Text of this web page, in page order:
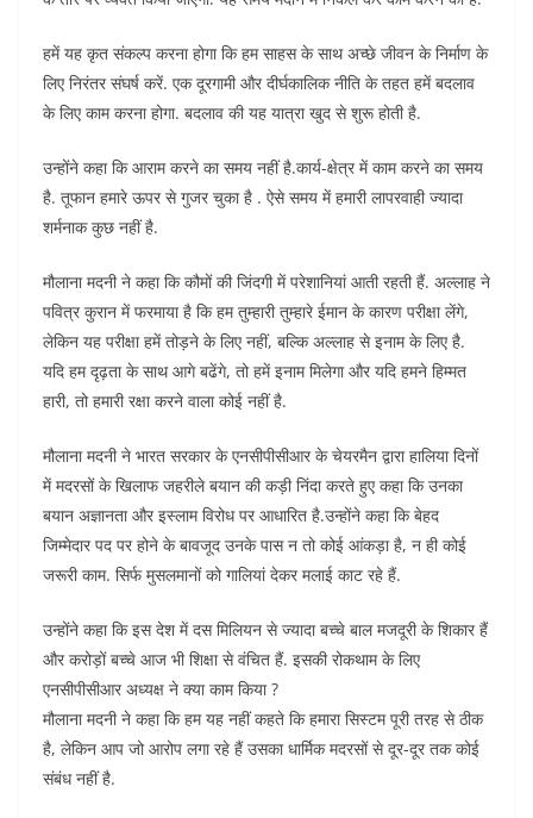
हमें यह कृत संकल्प करना होगा कि हम साहस के साथ अच्छे जीवन के निर्माण के
लिए निरंतर संघर्ष करें. एक दूरगामी और दीर्घकालिक नीति के तहत हमें बदलाव
के लिए काम करना होगा. बदलाव की यह यात्रा खुद से शुरू होती है.
उन्होंने कहा कि आराम करने का समय नहीं है.कार्य-क्षेत्र में काम करने का समय
है. तूफान हमारे ऊपर से गुजर चुका है . ऐसे समय में हमारी लापरवाही ज्यादा
शर्मनाक कुछ नहीं है.
मौलाना मदनी ने कहा कि कौमों की जिंदगी में परेशानियां आती रहती हैं. अल्लाह ने
पवित्र कुरान में फरमाया है कि हम तुम्हारी तुम्हारे ईमान के कारण परीक्षा लेंगे,
लेकिन यह परीक्षा हमें तोड़ने के लिए नहीं, बल्कि अल्लाह से इनाम के लिए है.
यदि हम दृढ़ता के साथ आगे बढेंगे, तो हमें इनाम मिलेगा और यदि हमने हिम्मत
हारी, तो हमारी रक्षा करने वाला कोई नहीं है.
मौलाना मदनी ने भारत सरकार के एनसीपीसीआर के चेयरमैन द्वारा हालिया दिनों
में मदरसों के खिलाफ जहरीले बयान की कड़ी निंदा करते हुए कहा कि उनका
बयान अज्ञानता और इस्लाम विरोध पर आधारित है.उन्होंने कहा कि बेहद
जिम्मेदार पद पर होने के बावजूद उनके पास न तो कोई आंकड़ा है, न ही कोई
जरूरी काम. सिर्फ मुसलमानों को गालियां देकर मलाई काट रहे हैं.
उन्होंने कहा कि इस देश में दस मिलियन से ज्यादा बच्चे बाल मजदूरी के शिकार हैं
और करोड़ों बच्चे आज भी शिक्षा से वंचित हैं. इसकी रोकथाम के लिए
एनसीपीसीआर अध्यक्ष ने क्या काम किया ?
मौलाना मदनी ने कहा कि हम यह नहीं कहते कि हमारा सिस्टम पूरी तरह से ठीक
है, लेकिन आप जो आरोप लगा रहे हैं उसका धार्मिक मदरसों से दूर-दूर तक कोई
संबंध नहीं है.